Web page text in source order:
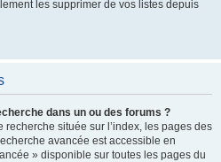
les supprimer de vos listes depuis
dans un ou des forums ?
située sur l’index, les pages des
avancée est accessible en
» disponible sur toutes les pages du